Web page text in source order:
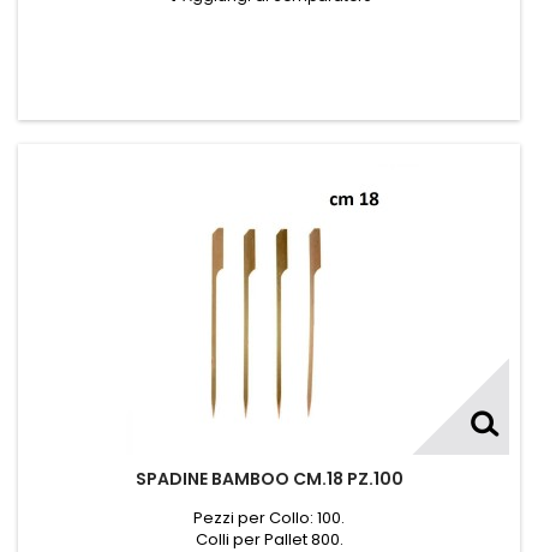
SPADINE BAMBOO CM.18 PZ.100
Pezzi per Collo: 100.
Colli per Pallet 800.